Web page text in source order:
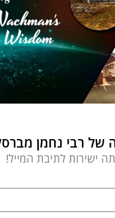
לגבי התוצאה הסופית,
רוצה לתת לך את זה
לטפח, להגן או ליהנות
שקלים ביד? האם
הנוספים
הענקית והבריכה
שאתה חולם עליו?
במשרד?
של רבי נחמן
ישירות לתיבת המייל!